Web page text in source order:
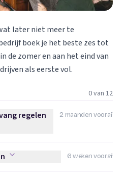
later niet meer te
boek je het beste zes tot
de zomer en aan het eind van
als eerste vol.
0 van 12
2 maanden vooraf
afvinken
regelen
6 weken vooraf